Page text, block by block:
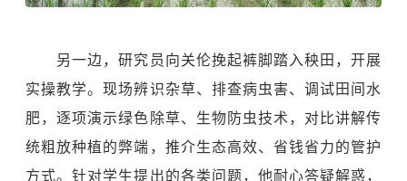
另一边，研究员向关伦挽起裤脚踏入秧田，开展
实操教学。现场辨识杂草、排查病虫害、调试田间水
肥，逐项演示绿色除草、生物防虫技术，对比讲解传
统粗放种植的弊端，推介生态高效、省钱省力的管护
方式。针对学生提出的各类问题，他耐心答疑解惑，